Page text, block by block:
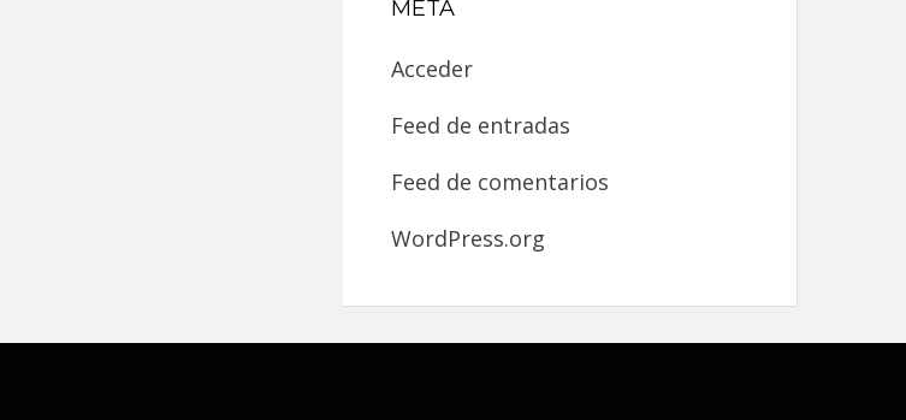
META
Acceder
Feed de entradas
Feed de comentarios
WordPress.org